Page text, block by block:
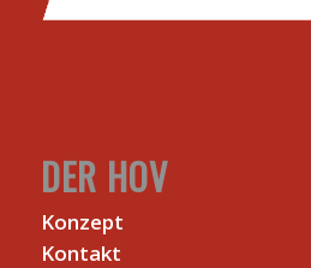
DER HOV
Konzept
Kontakt